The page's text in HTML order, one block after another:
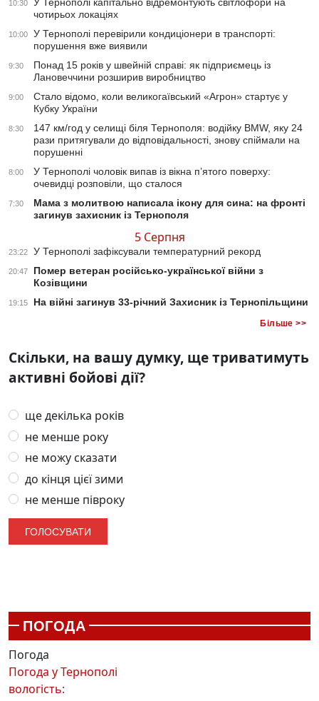
10:30
чотирьох локаціях
10:00
У Тернополі перевірили кондиціонери в транспорті:
порушення вже виявили
9:30
Понад 15 років у швейній справі: як підприємець із
Лановеччини розширив виробництво
9:00
Стало відомо, коли великогаївський «Агрон» стартує у
Кубку України
8:30
147 км/год у селищі біля Тернополя: водійку BMW, яку 24
рази притягували до відповідальності, знову спіймали на
порушенні
8:00
У Тернополі чоловік випав із вікна п’ятого поверху:
очевидці розповіли, що сталося
7:30
Мама з молитвою написала ікону для сина: на фронті
загинув захисник із Тернополя
5 Серпня
23:22 У Тернополі зафіксували температурний рекорд
20:47
Помер ветеран російсько-української війни з
Козівщини
19:15 На війні загинув 33-річний Захисник із Тернопільщини
Більше >>
Скільки, на вашу думку, ще триватимуть
активні бойові дії?
ще декілька років
не менше року
не можу сказати
до кінця цієї зими
не менше півроку
ПОГОДА
Погода
Погода уТернополі
вологість: